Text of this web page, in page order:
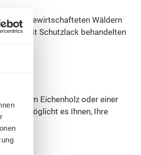
bewirtschafteten Wäldern
Die mit Schutzlack behandelten
Eichenholz oder einer
ermöglicht es Ihnen, Ihre